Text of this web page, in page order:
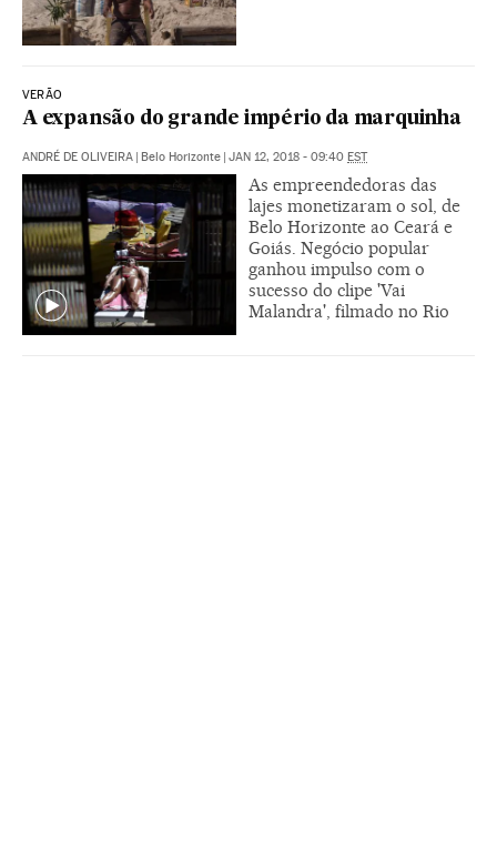
VERÃO
A expansão do grande império da marquinha
ANDRÉ DE OLIVEIRA | Belo Horizonte | JAN 12, 2018 - 09:40 EST
As empreendedoras das
lajes monetizaram o sol, de
Belo Horizonte ao Ceará e
Goiás. Negócio popular
ganhou impulso com o
sucesso do clipe 'Vai
Malandra', filmado no Rio